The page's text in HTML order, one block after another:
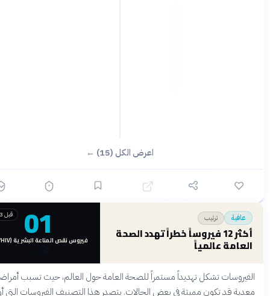
اعرض الكل (15) ←
ترتيب
أكثر 12 فيروساً خطراً تهدد الصحة
عالمياً
قبل 3 أشهر 01 فيروس نقص المناعة البشرية (HIV/الإيدز)
تشكل تهديداً مستمراً للصحة العامة حول العالم، حيث تسبب أمراضاً
قد تكون مميتة في بعض الحالات. يتصدر هذا التصنيف الفيروسات التي أودت